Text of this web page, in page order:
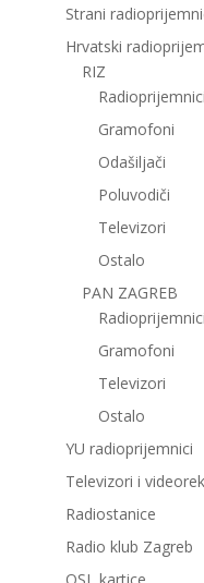
Strani
Hrvatski
RIZ
Radioprijemnici
Gramofoni
Odašiljači
Poluvodiči
Televizori
Ostalo
PAN ZAGREB
Radioprijemnici
Gramofoni
Televizori
Ostalo
YU radioprijemnici
Televizori i
Radiostanice
Radio klub Zagreb
QSL kartice